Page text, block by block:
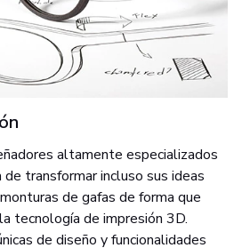
altamente especializados
transformar incluso sus ideas
de gafas de forma que
tecnología de impresión 3D.
de diseño y funcionalidades